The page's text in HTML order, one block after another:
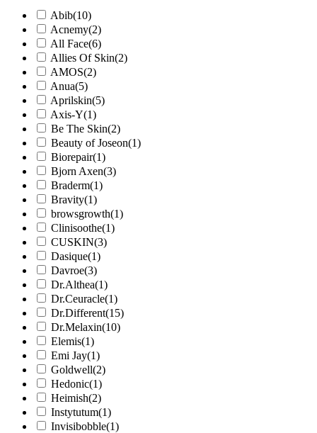
Abib(10)
Acnemy(2)
All Face(6)
Allies Of Skin(2)
AMOS(2)
Anua(5)
Aprilskin(5)
Axis-Y(1)
Be The Skin(2)
Beauty of Joseon(1)
Biorepair(1)
Bjorn Axen(3)
Braderm(1)
Bravity(1)
browsgrowth(1)
Clinisoothe(1)
CUSKIN(3)
Dasique(1)
Davroe(3)
Dr.Althea(1)
Dr.Ceuracle(1)
Dr.Different(15)
Dr.Melaxin(10)
Elemis(1)
Emi Jay(1)
Goldwell(2)
Hedonic(1)
Heimish(2)
Instytutum(1)
Invisibobble(1)